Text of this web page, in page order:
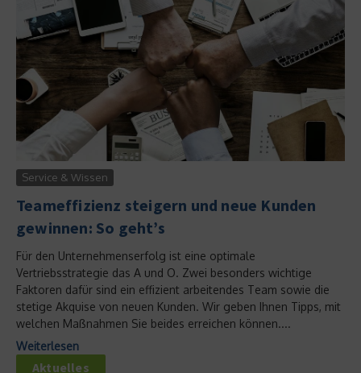
Service & Wissen
Teameffizienz steigern und neue Kunden
gewinnen: So geht’s
Für den Unternehmenserfolg ist eine optimale
Vertriebsstrategie das A und O. Zwei besonders wichtige
Faktoren dafür sind ein effizient arbeitendes Team sowie die
stetige Akquise von neuen Kunden. Wir geben Ihnen Tipps, mit
welchen Maßnahmen Sie beides erreichen können....
Weiterlesen
Aktuelles